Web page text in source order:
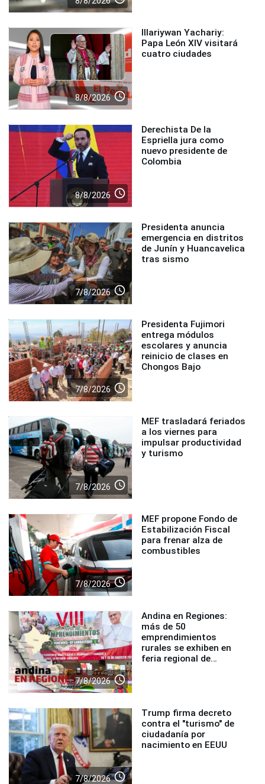
8/8/2026 access_time
Illariywan Yachariy:
Papa León XIV visitará
cuatro ciudades
8/8/2026 access_time
Derechista De la
Espriella jura como
nuevo presidente de
Colombia
7/8/2026 access_time
Presidenta anuncia
emergencia en distritos
de Junín y Huancavelica
tras sismo
7/8/2026 access_time
Presidenta Fujimori
entrega módulos
escolares y anuncia
reinicio de clases en
Chongos Bajo
7/8/2026 access_time
MEF trasladará feriados
a los viernes para
impulsar productividad
y turismo
7/8/2026 access_time
MEF propone Fondo de
Estabilización Fiscal
para frenar alza de
combustibles
7/8/2026 access_time
Andina en Regiones:
más de 50
emprendimientos
rurales se exhiben en
feria regional de
7/8/2026 access_time
Trump firma decreto
contra el "turismo" de
ciudadanía por
nacimiento en EEUU